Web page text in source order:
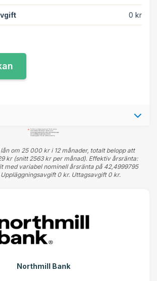
0 kr
om 25 000 kr i 12 månader, totalt belopp att
kr (snitt 2563 kr per månad). Effektiv årsränta:
med variabel nominell årsränta på 42,4999795
0 kr. Uttagsavgift 0 kr.
Northmill Bank